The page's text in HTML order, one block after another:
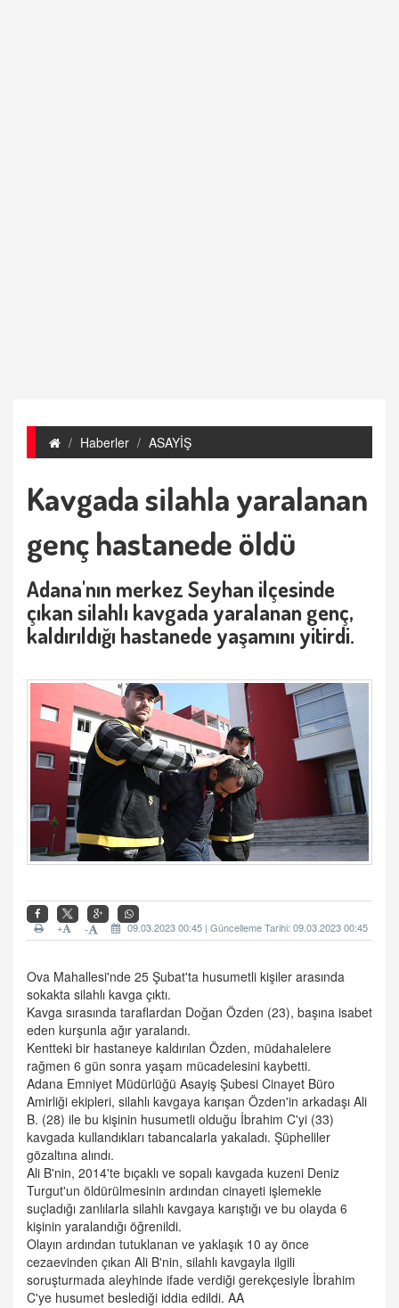
Haberler ASAYİŞ
Kavgada silahla yaralanan
genç hastanede öldü
Adana'nın merkez Seyhan ilçesinde
çıkan silahlı kavgada yaralanan genç,
kaldırıldığı hastanede yaşamını yitirdi.
09.03.2023 00:45 | Güncelleme Tarihi: 09.03.2023 00:45
-
+
Ova Mahallesi'nde 25 Şubat'ta husumetli kişiler arasında
sokakta silahlı kavga çıktı.
Kavga sırasında taraflardan Doğan Özden (23), başına isabet
eden kurşunla ağır yaralandı.
Kentteki bir hastaneye kaldırılan Özden, müdahalelere
rağmen 6 gün sonra yaşam mücadelesini kaybetti.
Adana Emniyet Müdürlüğü Asayiş Şubesi Cinayet Büro
Amirliği ekipleri, silahlı kavgaya karışan Özden'in arkadaşı Ali
B. (28) ile bu kişinin husumetli olduğu İbrahim C'yi (33)
kavgada kullandıkları tabancalarla yakaladı. Şüpheliler
gözaltına alındı.
Ali B'nin, 2014'te bıçaklı ve sopalı kavgada kuzeni Deniz
Turgut'un öldürülmesinin ardından cinayeti işlemekle
suçladığı zanlılarla silahlı kavgaya karıştığı ve bu olayda 6
kişinin yaralandığı öğrenildi.
Olayın ardından tutuklanan ve yaklaşık 10 ay önce
cezaevinden çıkan Ali B'nin, silahlı kavgayla ilgili
soruşturmada aleyhinde ifade verdiği gerekçesiyle İbrahim
C'ye husumet beslediği iddia edildi. AA